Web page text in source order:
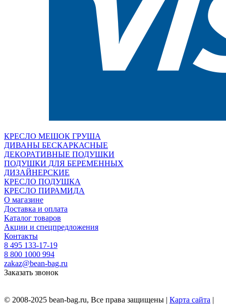
КРЕСЛО МЕШОК ГРУША
ДИВАНЫ БЕСКАРКАСНЫЕ
ДЕКОРАТИВНЫЕ ПОДУШКИ
ПОДУШКИ ДЛЯ БЕРЕМЕННЫХ
ДИЗАЙНЕРСКИЕ
КРЕСЛО ПОДУШКА
КРЕСЛО ПИРАМИДА
О магазине
Доставка и оплата
Каталог товаров
Акции и спецпредложения
Контакты
8 495 133-17-19
8 800 1000 994
zakaz@bean-bag.ru
Заказать звонок
© 2008-2025 bean-bag.ru, Все права защищены | Карта сайта |